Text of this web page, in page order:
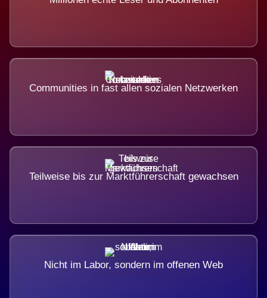
Communities in fast allen sozialen Netzwerken
Teilweise bis zur Marktführerschaft gewachsen
Nicht im Labor, sondern im offenen Web